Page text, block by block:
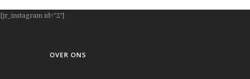
[jr_instagram id="2"]
OVER ONS